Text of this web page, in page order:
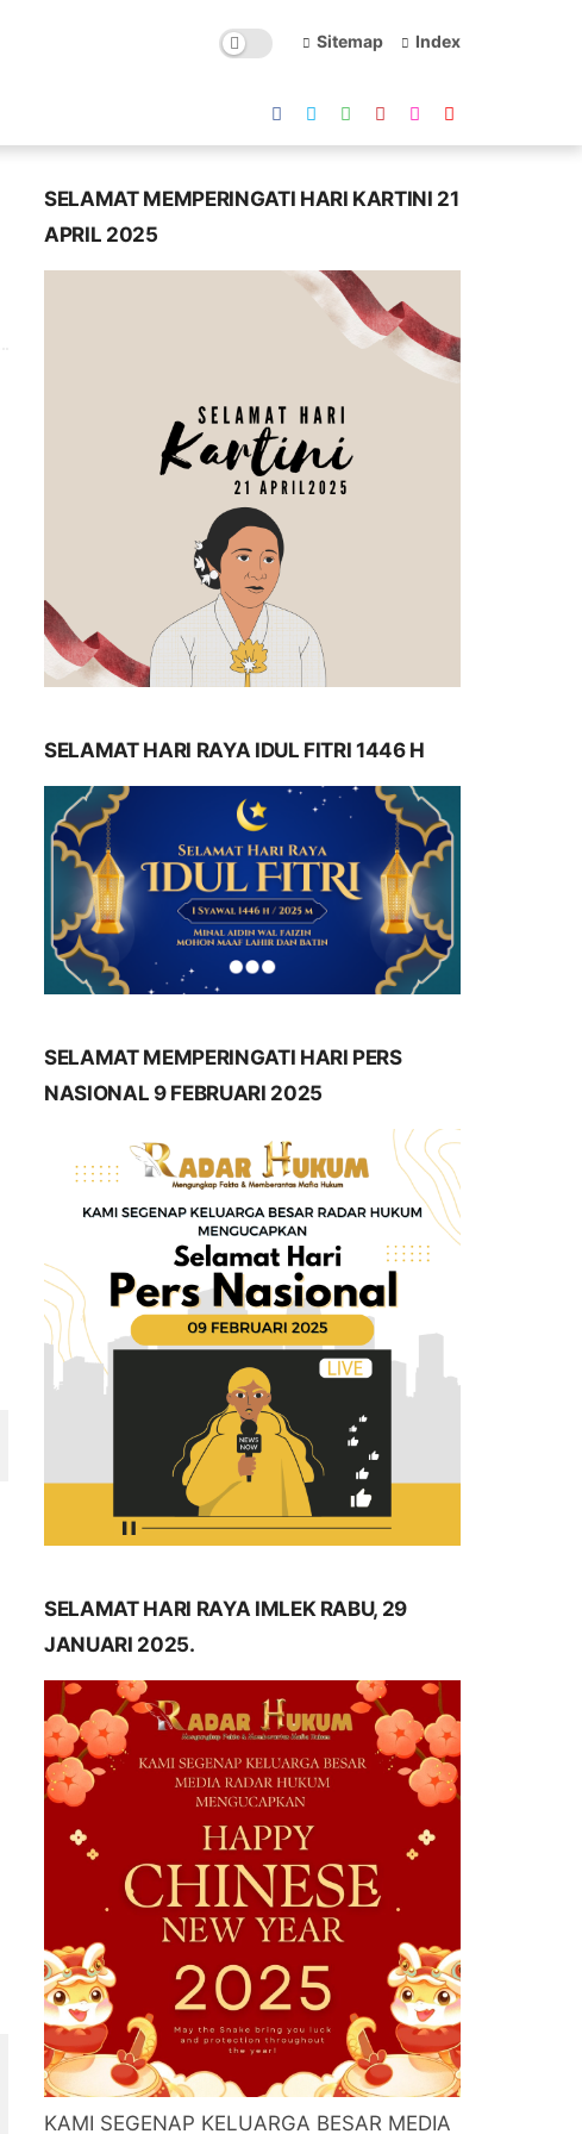
Sitemap Index
SELAMAT MEMPERINGATI HARI KARTINI 21
APRIL 2025
SELAMAT HARI RAYA IDUL FITRI 1446 H
SELAMAT MEMPERINGATI HARI PERS
NASIONAL 9 FEBRUARI 2025
SELAMAT HARI RAYA IMLEK RABU, 29
JANUARI 2025.
KAMI SEGENAP KELUARGA BESAR MEDIA